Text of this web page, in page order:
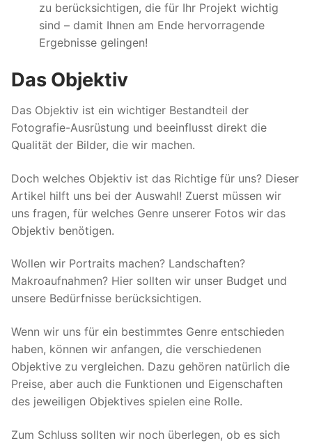
zu berücksichtigen, die für Ihr Projekt wichtig
sind – damit Ihnen am Ende hervorragende
Ergebnisse gelingen!
Das Objektiv
Das Objektiv ist ein wichtiger Bestandteil der
Fotografie-Ausrüstung und beeinflusst direkt die
Qualität der Bilder, die wir machen.
Doch welches Objektiv ist das Richtige für uns? Dieser
Artikel hilft uns bei der Auswahl! Zuerst müssen wir
uns fragen, für welches Genre unserer Fotos wir das
Objektiv benötigen.
Wollen wir Portraits machen? Landschaften?
Makroaufnahmen? Hier sollten wir unser Budget und
unsere Bedürfnisse berücksichtigen.
Wenn wir uns für ein bestimmtes Genre entschieden
haben, können wir anfangen, die verschiedenen
Objektive zu vergleichen. Dazu gehören natürlich die
Preise, aber auch die Funktionen und Eigenschaften
des jeweiligen Objektives spielen eine Rolle.
Zum Schluss sollten wir noch überlegen, ob es sich